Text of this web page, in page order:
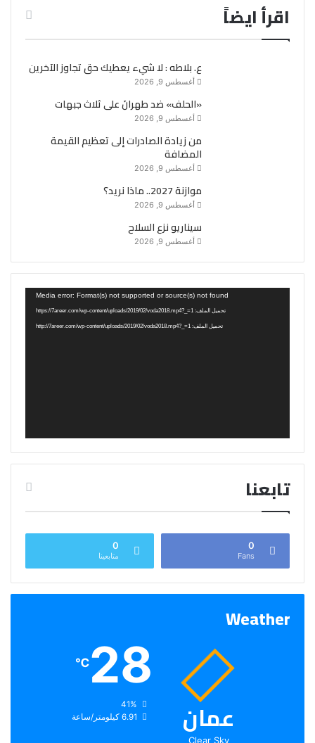
اقرأ ايضاً
ع. بلاطه : لا شيء يعطيك حق تجاوز الآخرين
أغسطس 9, 2026
«الحلف» ضد طهرانَ على ثلاث جبهات
أغسطس 9, 2026
من زيادة الصادرات إلى تعظيم القيمة
المضافة
أغسطس 9, 2026
موازنة 2027.. ماذا نريد؟
أغسطس 9, 2026
سيناريو نزع السلاح
أغسطس 9, 2026
Media error: Format(s) not supported or source(s) not found
تحميل الملف: https://7areer.com/wp-content/uploads/2019/02/voda2018.mp4?_=1
تحميل الملف: http://7areer.com/wp-content/uploads/2019/02/voda2018.mp4?_=1
تابعنا
0
Fans
0
متابعينا
Weather
عمان
Clear Sky
28
℃
الرطوبة:
الرياح: